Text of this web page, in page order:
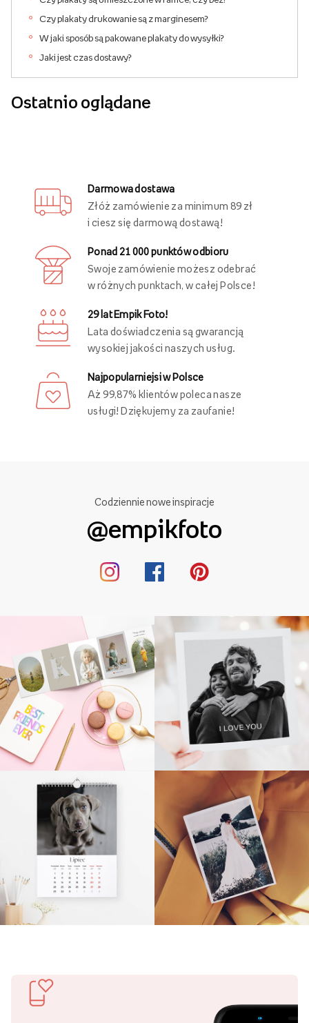
Czy plakaty drukowanie są z marginesem?
W jaki sposób są pakowane plakaty do wysyłki?
Jaki jest czas dostawy?
Ostatnio oglądane
Darmowa dostawa
Złóż zamówienie za minimum 89 zł
i ciesz się darmową dostawą!
Ponad 21 000 punktów odbioru
Swoje zamówienie możesz odebrać
w różnych punktach, w całej Polsce!
29 lat Empik Foto!
Lata doświadczenia są gwarancją
wysokiej jakości naszych usług.
Najpopularniejsi w Polsce
Aż 99,87% klientów poleca nasze
usługi! Dziękujemy za zaufanie!
Codziennie nowe inspiracje
@empikfoto